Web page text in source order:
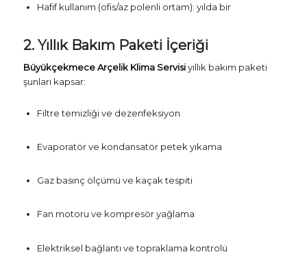
Hafif kullanım (ofis/az polenli ortam): yılda bir
2. Yıllık Bakım Paketi İçeriği
Büyükçekmece Arçelik Klima Servisiyıllık bakım paketi
şunları kapsar:
Filtre temizliği ve dezenfeksiyon
Evaporatör ve kondansatör petek yıkama
Gaz basınç ölçümü ve kaçak tespiti
Fan motoru ve kompresör yağlama
Elektriksel bağlantı ve topraklama kontrolü